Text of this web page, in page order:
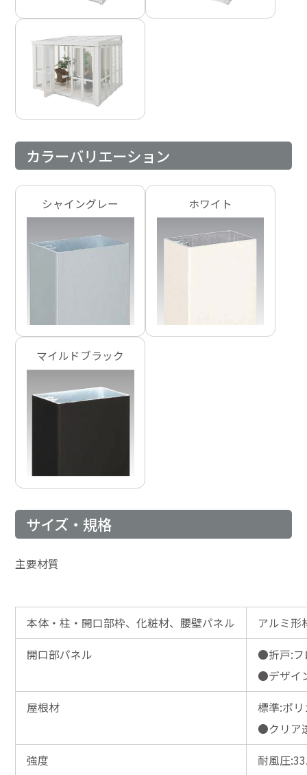
カラーバリエーション
シャイングレー ホワイト
マイルドブラック
サイズ・規格
主要材質
本体・柱・開口部枠、化粧材、腰壁パネル
アルミ形
開口部パネル
●折戸:フ
●デザイ
屋根材
標準:ポ
●クリア
強度
耐風圧